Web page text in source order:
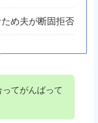
め夫が断固拒否
てがんばって